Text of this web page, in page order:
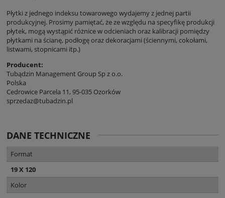
Płytki z jednego indeksu towarowego wydajemy z jednej partii
produkcyjnej. Prosimy pamiętać, że ze względu na specyfikę produkcji
płytek, mogą wystąpić różnice w odcieniach oraz kalibracji pomiędzy
płytkami na ścianę, podłogę oraz dekoracjami (ściennymi, cokołami,
listwami, stopnicami itp.)
Producent:
Tubądzin Management Group Sp z o.o.
Polska
Cedrowice Parcela 11, 95-035 Ozorków
sprzedaz@tubadzin.pl
DANE TECHNICZNE
Format
19 X 120
Kolor